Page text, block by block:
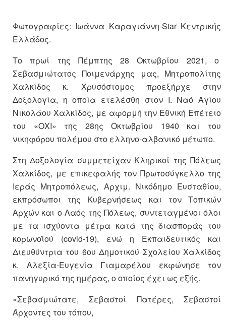
Φωτογραφίες: Ιωάννα Καραγιάννη-Star Κεντρικής
Ελλάδος.
Το πρωί της Πέμπτης 28 Οκτωβρίου 2021, ο
Σεβασμιώτατος Ποιμενάρχης μας, Μητροπολίτης
Χαλκίδος κ. Χρυσόστομος προεξήρχε στην
Δοξολογία, η οποία ετελέσθη στον Ι. Ναό Αγίου
Νικολάου Χαλκίδος, με αφορμή την Εθνική Επέτειο
του «ΟΧΙ» της 28ης Οκτωβρίου 1940 και του
νικηφόρου πολέμου στο ελληνο-αλβανικό μέτωπο.
Στη Δοξολογία συμμετείχαν Κληρικοί της Πόλεως
Χαλκίδος, με επικεφαλής τον Πρωτοσύγκελλο της
Ιεράς Μητροπόλεως, Αρχιμ. Νικόδημο Ευσταθίου,
εκπρόσωποι της Κυβερνήσεως και τον Τοπικών
Αρχών και ο Λαός της Πόλεως, συντεταγμένοι όλοι
με τα ισχύοντα μέτρα κατά της διασποράς του
κορωνοϊού (covid-19), ενώ η Εκπαιδευτικός και
Διευθύντρια του 6ου Δημοτικού Σχολείου Χαλκίδος
κ. Αλεξία-Ευγενία Γιαμαρέλου εκφώνησε τον
πανηγυρικό της ημέρας, ο οποίος έχει ως εξής.
«Σεβασμιώτατε, Σεβαστοί Πατέρες, Σεβαστοί
Άρχοντες του τόπου,